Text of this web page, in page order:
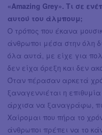
«Amazing Grey». Τι σε
αυτού του άλμπουμ;
Ο τρόπος που έκανα
άνθρωποι μέσα στην όλη
όλα αυτά, με είχε για
δεν είχα όρεξη και δεν
Όταν πέρασαν αρκετά
ξαναγεννιέται η
άρχισα να ξαναγράφω,
Χαίρομαι που πήρα το
άνθρωποι πρέπει να το